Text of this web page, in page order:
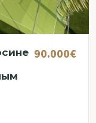
90.000€